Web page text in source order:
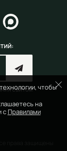
чтобы
на
с Правилами
сайтом
права защищены